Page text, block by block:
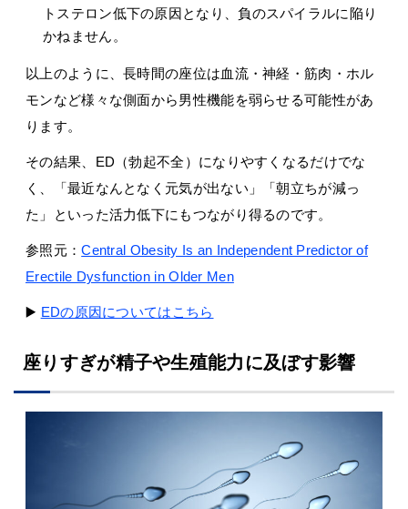
トステロン低下の原因となり、負のスパイラルに陥り
かねません。
以上のように、長時間の座位は血流・神経・筋肉・ホル
モンなど様々な側面から男性機能を弱らせる可能性があ
ります。
その結果、ED（勃起不全）になりやすくなるだけでな
く、「最近なんとなく元気が出ない」「朝立ちが減っ
た」といった活力低下にもつながり得るのです。
参照元：Central Obesity Is an Independent Predictor of
Erectile Dysfunction in Older Men
▶️ EDの原因についてはこちら
座りすぎが精子や生殖能力に及ぼす影響